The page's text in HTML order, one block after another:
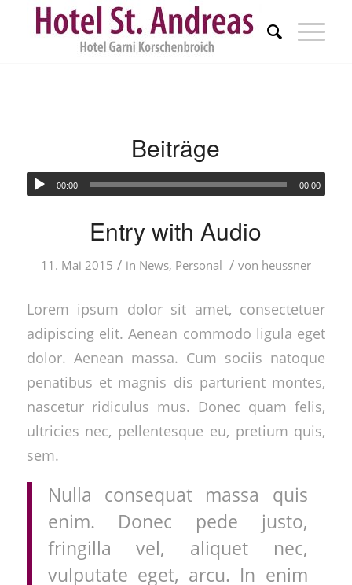
Beiträge
00:00 00:00
Entry with Audio
11. Mai 2015 / in News, Personal / von heussner
Lorem ipsum dolor sit amet, consectetuer
adipiscing elit. Aenean commodo ligula eget
dolor. Aenean massa. Cum sociis natoque
penatibus et magnis dis parturient montes,
nascetur ridiculus mus. Donec quam felis,
ultricies nec, pellentesque eu, pretium quis,
sem.
Nulla consequat massa quis
enim. Donec pede justo,
fringilla vel, aliquet nec,
vulputate eget, arcu. In enim